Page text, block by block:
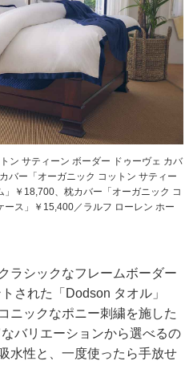
ン サティーン ボーダー ドゥーヴェ カバ
バー「オーガニック コットン サティー
￥18,700、枕カバー「オーガニック コ
ース」￥15,400／ラルフ ローレン ホー
ラシックなフレームボーダー
された「Dodson タオル」
ニックなポニー刺繍を施した
バリエーションから選べるの
水性と、一度使ったら手放せ